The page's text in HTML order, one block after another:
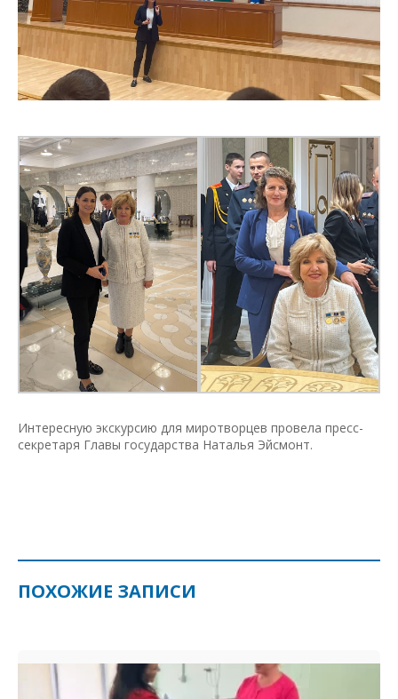
Интересную экскурсию для миротворцев провела пресс-
секретаря Главы государства Наталья Эйсмонт.
ПОХОЖИЕ ЗАПИСИ